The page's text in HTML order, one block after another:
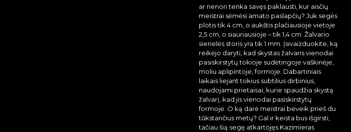
ar nenori tenka savęs paklausti, kur aisčių
meistrai sėmėsi amato paslapčių? Juk segės
plotis tik 4 cm, o aukštis plačiausioje vietoje
2,5 cm, o siauriausioje – tik 1,4 cm. Žalvario
sienelės storis yra tik 1 mm. Įsivaizduokite, ką
reikėjo daryti, kad skystas žalvaris vienodai
pasiskirstytų tokioje sudėtingoje vaškinėje,
moliu aplipintoje, formoje. Dabartiniais
laikais liejant tokius subtilius dirbinius,
naudojami prietaisai, kurie spaudžia skystą
žalvarį, kad jis vienodai pasiskirstytų
formoje. O ką darė meistrai beveik prieš du
tūkstančius metų? Gal ir keista bus išgirsti,
tačiau šią segę atkartojęs Kazimieras